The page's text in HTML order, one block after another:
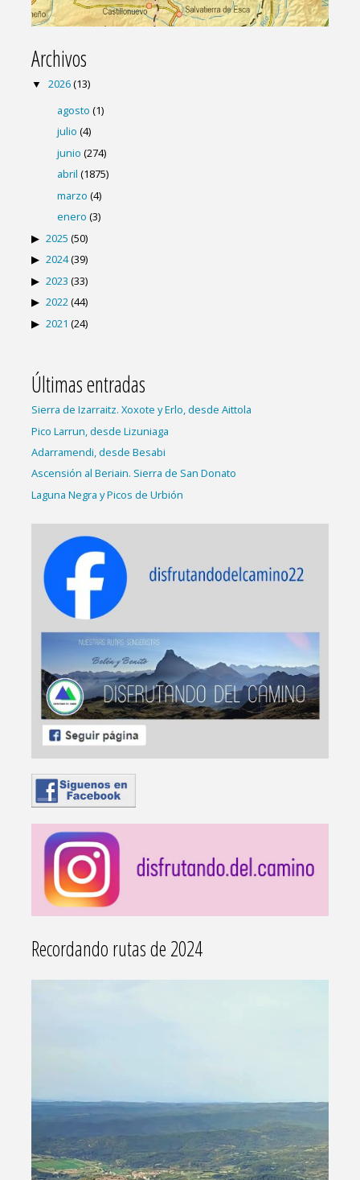
Archivos
2026(13)
agosto (1)
julio (4)
junio (274)
abril (1875)
marzo (4)
enero (3)
2025 (50)
2024(39)
2023 (33)
2022(44)
2021 (24)
Últimas entradas
Sierra de Izarraitz. Xoxote y Erlo, desde Aittola
Pico Larrun, desde Lizuniaga
Adarramendi, desde Besabi
Ascensión al Beriain. Sierra de San Donato
Laguna Negra y Picos de Urbión
Recordando rutas de 2024